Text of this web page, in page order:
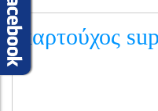
καρτούχος